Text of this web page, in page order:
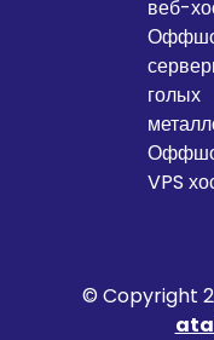
веб-
голых
VPS
© Copyright